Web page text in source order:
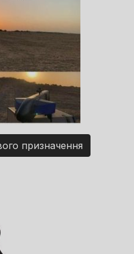
призначення